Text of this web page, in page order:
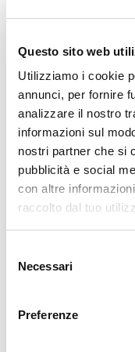
Questo sito web
Utilizziamo i cookie
annunci, per fornire
analizzare il nostro
informazioni sul
nostri partner che si
pubblicità e social
con altre
raccolto dal tuo
delNecessari
Preferenze